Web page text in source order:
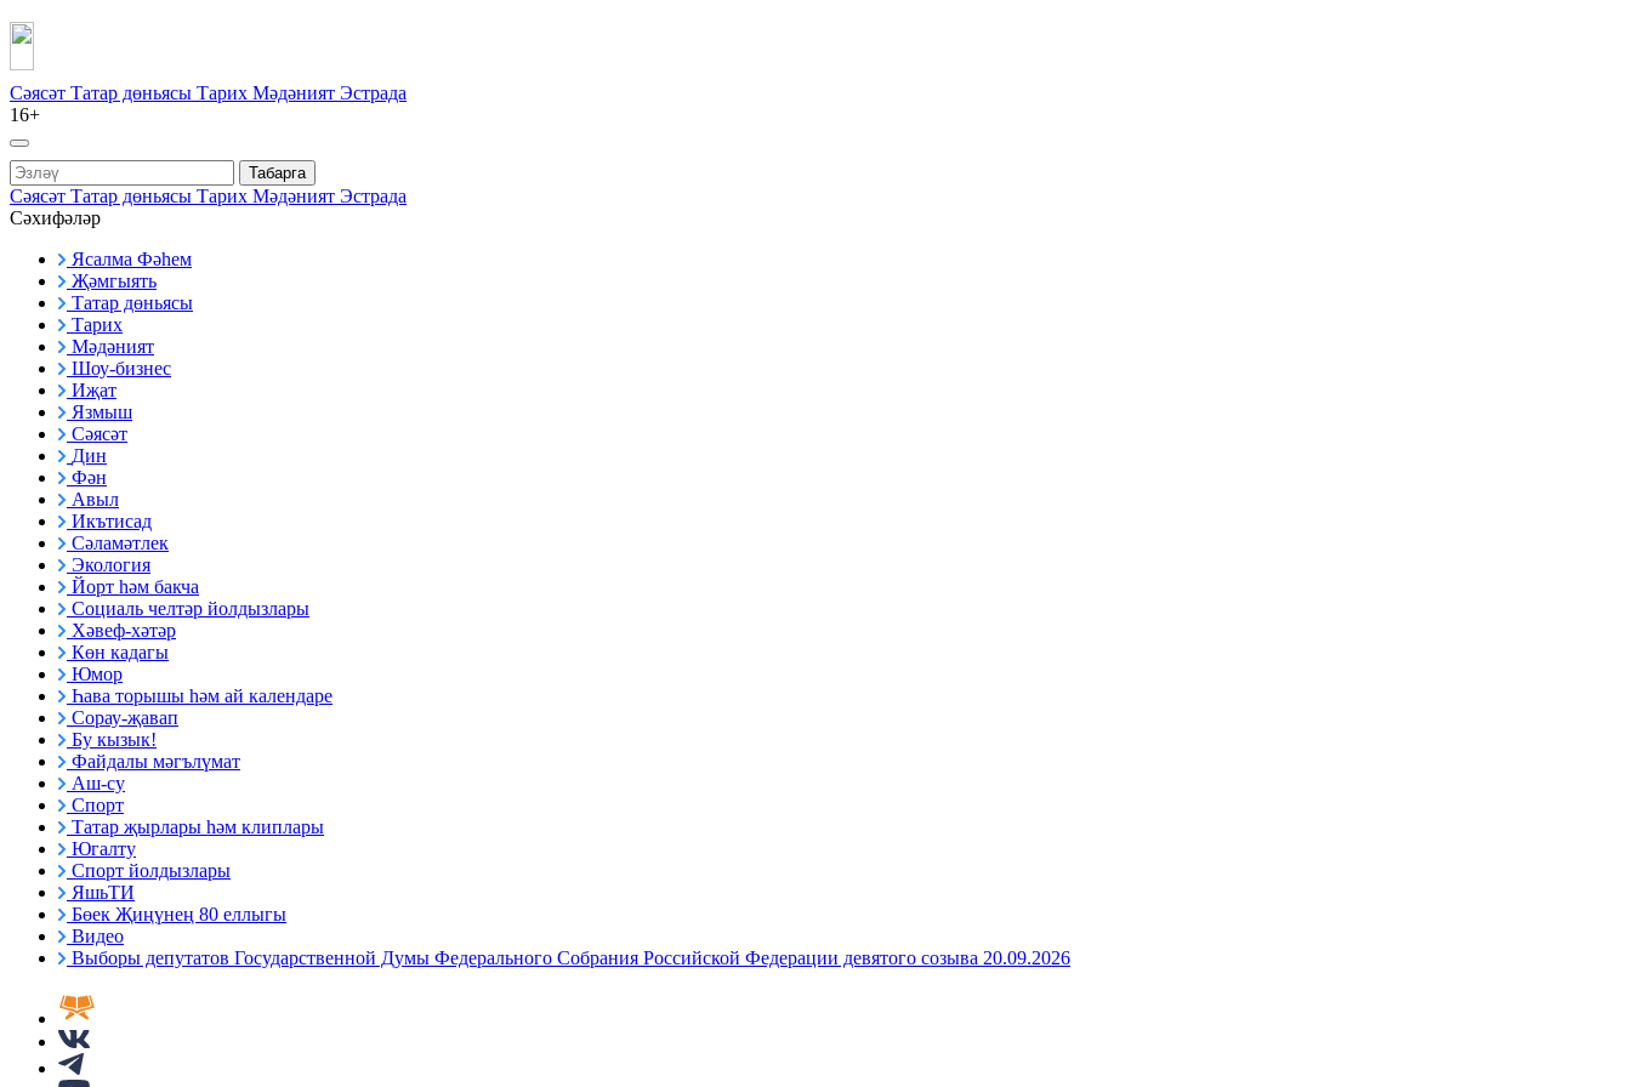
Сәясәт Татар дөньясы Тарих Мәдәният Эстрада
16+
Табарга
Сәясәт Татар дөньясы Тарих Мәдәният Эстрада
Сәхифәләр
Ясалма Фәһем
Җәмгыять
Татар дөньясы
Тарих
Мәдәният
Шоу-бизнес
Иҗат
Язмыш
Сәясәт
Дин
Фән
Авыл
Икътисад
Сәламәтлек
Экология
Йорт һәм бакча
Социаль челтәр йолдызлары
Хәвеф-хәтәр
Көн кадагы
Юмор
Һава торышы һәм ай календаре
Сорау-җавап
Бу кызык!
Файдалы мәгълүмат
Аш-су
Спорт
Татар җырлары һәм клиплары
Югалту
Спорт йолдызлары
ЯшьТИ
Бөек Җиңүнең 80 еллыгы
Видео
Выборы депутатов Государственной Думы Федерального Собрания Российской Федерации девятого созыва 20.09.2026